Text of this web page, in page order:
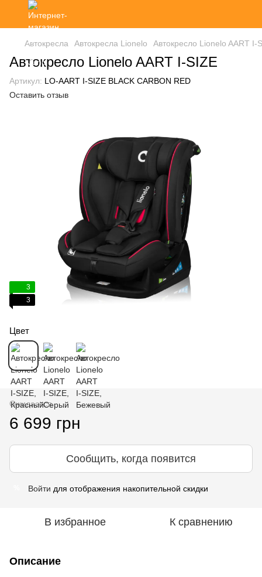
Автокресла Автокресла Lionelo Автокресло Lionelo AART I-
Автокресло Lionelo AART I-SIZE
Артикул: LO-AART I-SIZE BLACK CARBON RED
Оставить отзыв
3
3
Цвет
Ожидается
6 699 грн
Сообщить, когда появится
Войти для отображения накопительной скидки
В избранное К сравнению
Описание